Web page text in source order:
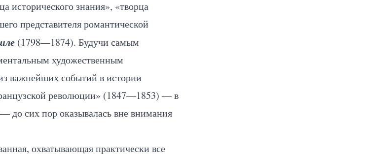
исторического знания», «творца
представителя романтической
(1798—1874). Будучи самым
художественным
важнейших событий в истории
революции» (1847—1853) — в
до сих пор оказывалась вне внимания
охватывающая практически все